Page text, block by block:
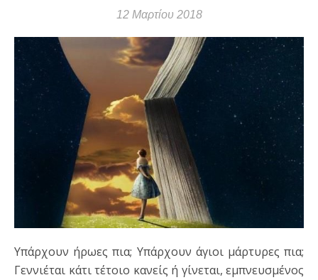
12 Μαρτίου 2018
Υπάρχουν ήρωες πια; Υπάρχουν άγιοι μάρτυρες πια;
Γεννιέται κάτι τέτοιο κανείς ή γίνεται, εμπνευσμένος